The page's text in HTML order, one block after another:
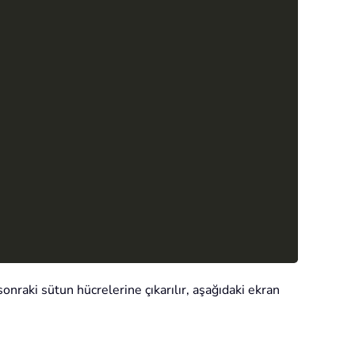
sütun hücrelerine çıkarılır, aşağıdaki ekran